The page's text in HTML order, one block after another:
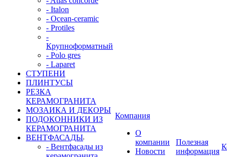
- Italon
- Ocean-ceramic
- Protiles
-
Крупноформатный
- Polo gres
- Laparet
СТУПЕНИ
ПЛИНТУСЫ
РЕЗКА
КЕРАМОГРАНИТА
МОЗАИКА И ДЕКОРЫ
ПОДОКОННИКИ ИЗ
КЕРАМОГРАНИТА
ВЕНТФАСАДЫ
- Вентфасады из
Компания
О
компании
Новости
Полезная
информация